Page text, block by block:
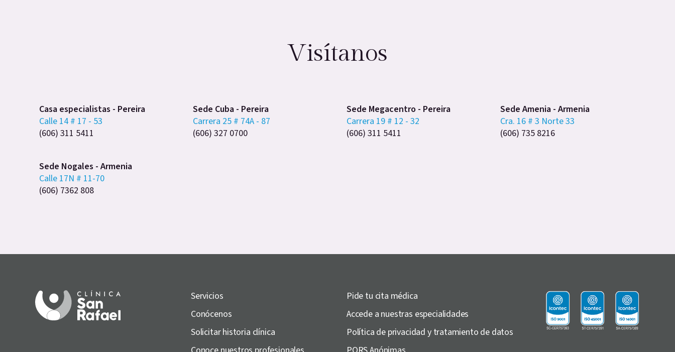
Visítanos
Casa especialistas - Pereira
Calle 14 # 17 - 53
(606) 311 5411
Sede Cuba - Pereira
Carrera 25 # 74A - 87
(606) 327 0700
Sede Megacentro - Pereira
Carrera 19 # 12 - 32
(606) 311 5411
Sede Amenia - Armenia
Cra. 16 # 3 Norte 33
(606) 735 8216
Sede Nogales - Armenia
Calle 17N # 11-70
(606) 7362 808
Servicios
Conócenos
Solicitar historia clínica
Pide tu cita médica
Accede a nuestras especialidades
Política de privacidad y tratamiento de datos